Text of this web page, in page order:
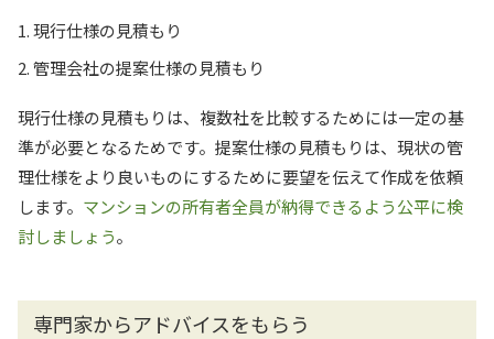
現行仕様の見積もり
管理会社の提案仕様の見積もり
現行仕様の見積もりは、複数社を比較するためには一定の基
準が必要となるためです。提案仕様の見積もりは、現状の管
理仕様をより良いものにするために要望を伝えて作成を依頼
します。 マンションの所有者全員が納得できるよう公平に検
討しましょう。
専門家からアドバイスをもらう